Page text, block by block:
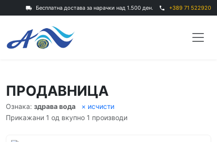
local_shipping Бесплатна достава за нарачки над 1.500 ден. phone +389 71 522920
ПРОДАВНИЦА
Ознака: здрава вода
× исчисти
Прикажани 1 од вкупно 1 производи